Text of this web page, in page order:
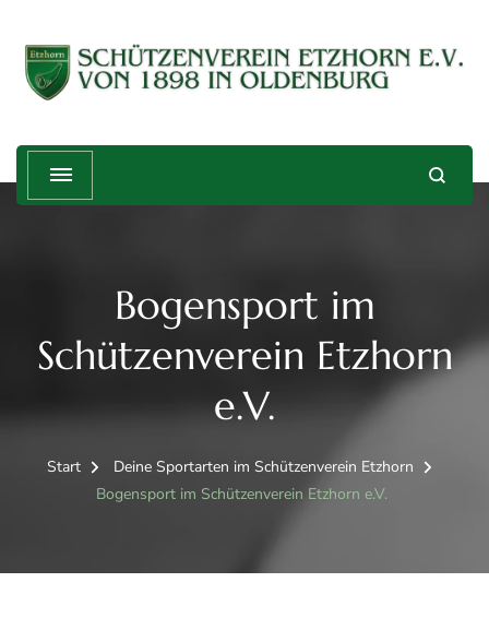
Schützenverein Etzhorn e.V. von
1898
Treffender geht's nicht!
Bogensport im
Schützenverein Etzhorn
e.V.
Start
Deine Sportarten im Schützenverein Etzhorn
Bogensport im Schützenverein Etzhorn e.V.